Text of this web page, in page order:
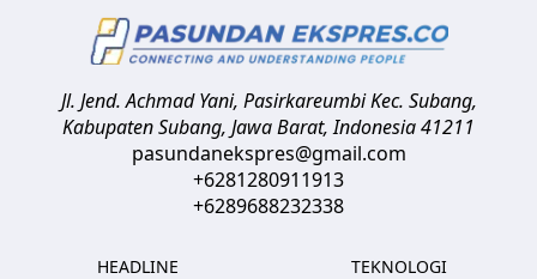
Jl. Jend. Achmad Yani, Pasirkareumbi Kec. Subang,
Kabupaten Subang, Jawa Barat,Indonesia41211
pasundanekspres@gmail.com
+6281280911913
+6289688232338
HEADLINE
TEKNOLOGI